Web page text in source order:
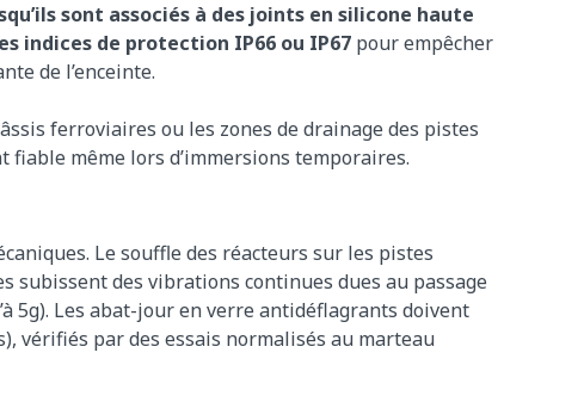
sont associés à des joints en silicone haute
indices de protection IP66 ou IP67 pour empêcher
de l’enceinte.
ferroviaires ou les zones de drainage des pistes
même lors d’immersions temporaires.
Le souffle des réacteurs sur les pistes
subissent des vibrations continues dues au passage
5g). Les abat-jour en verre antidéflagrants doivent
vérifiés par des essais normalisés au marteau